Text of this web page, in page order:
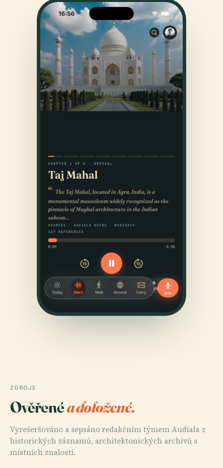
ZDROJE
Ověřenéa doložené.
Vyrešeršováno a sepsáno redakčním týmem Audiala z
historických záznamů, architektonických archivů a
místních znalostí.